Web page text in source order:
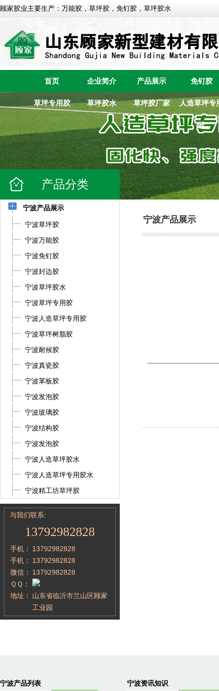
顾家胶业主要生产：万能胶，草坪胶，免钉胶，草坪胶水
首页 企业简介 产品展示 免钉胶
草坪专用胶 草坪胶水 草坪胶厂家 人造草坪专
胶
产品分类
宁波产品展示
宁波草坪胶
宁波万能胶
宁波免钉胶
宁波封边胶
宁波草坪胶水
宁波草坪专用胶
宁波人造草坪专用胶
宁波草坪树脂胶
宁波耐候胶
宁波真瓷胶
宁波苯板胶
宁波发泡胶
宁波玻璃胶
宁波结构胶
宁波发泡胶
宁波人造草坪胶水
宁波人造草坪专用胶水
宁波精工坊草坪胶
与我们联系:
13792982828
手机：
13792982828
手机：
13792982828
微信：
13792982828
ＱＱ：
地址：
山东省临沂市兰山区顾家
工业园
宁波产品展示
宁波产品列表 宁波资讯知识